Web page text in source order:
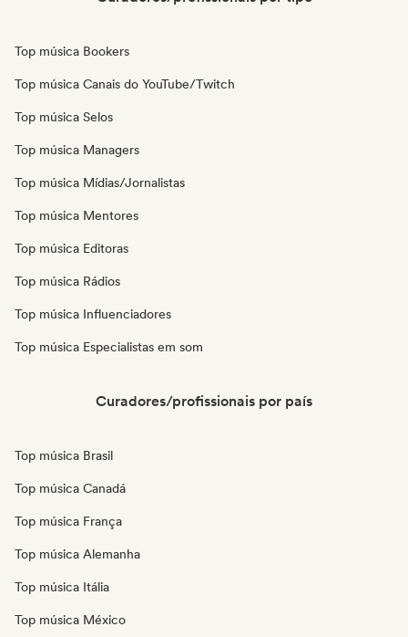
Top música Bookers
Top música Canais do YouTube/Twitch
Top música Selos
Top música Managers
Top música Mídias/Jornalistas
Top música Mentores
Top música Editoras
Top música Rádios
Top música Influenciadores
Top música Especialistas em som
Curadores/profissionais por país
Top música Brasil
Top música Canadá
Top música França
Top música Alemanha
Top música Itália
Top música México